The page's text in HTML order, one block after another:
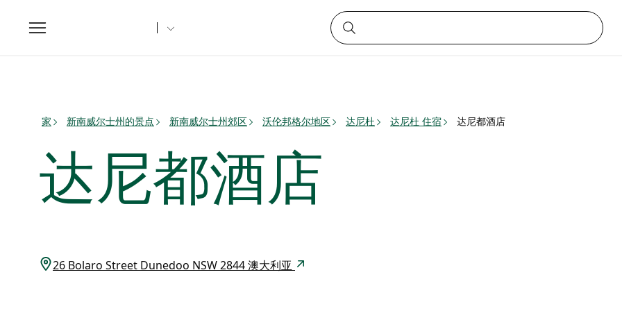
Toggle
navigation
家 新南威尔士州的景点 新南威尔士州郊区 沃伦邦格尔地区 达尼杜 达尼杜 住宿 达尼都酒店
达尼都酒店
26 Bolaro Street Dunedoo NSW 2844 澳大利亚